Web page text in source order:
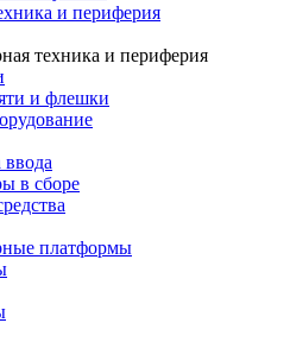
и периферия
техника и периферия
и флешки
ввода
в сборе
платформы